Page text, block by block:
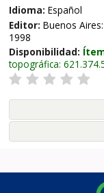
Idioma: Español
Editor: Buenos Aires:
1998
Disponibilidad:
topográfica: